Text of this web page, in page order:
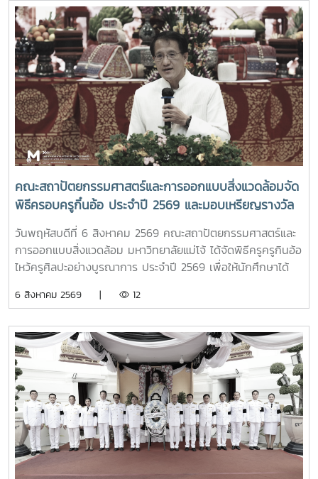
วิทยาศาสตร์ วิจัยและนวัตกรรม เป็นประธานเปิดงาน ณ โรงแรม
เซ็นทารา แกรนด์ แอท เซ็นทรัลพลาซ่าลาดพร้าว กทม.สำหรับ
การประชุม Thai University Presidential Forum 2026 มี
นายดนุพร ปุณณกันต์ ผู้ช่วยรัฐมนตรีประจำกระทรวง อว.
ทพญ.ศรีญาดา ปาลิมาพันธ์ ที่ปรึกษา รมว.อว. ศ.ดร.ศุภชัย
ปทุมนากุล ปลัดกระทรวง อว. ดร.พันธุ์เพิ่มศักดิ์ อารุณี รองปลัด
กระทรวง อว. นางศรินยา สาขากร ผู้ช่วยปลัดกระทรวง อว.
คณะผู้บริหารหน่วยงานในกระทรวง อว. Professor Tan Eng
Chye, President, National University of Singapore
Professor Yang Bin , Vice Chancellor, Tsinghua
University Council Professor Tan Eng Chye อธิการบดี
มหาวิทยาลัยแห่งชาติสิงคโปร์ Professor Yang Bin รองประธาน
สภามหาวิทยาลัยชิงหวา ตลอดจนประธานที่ประชุมอธิการบดี ทั้ง
4 แห่ง ได้แก่ ที่ประชุมอธิการบดีแห่งประเทศไทย (ทปอ.) ที่ประชุม
อธิการบดีมหาวิทยาลัยราชภัฏ (ทปอ.มรภ.) ที่ประชุมอธิการบดี
มหาวิทยาลัยเทคโนโลยีราชมงคล (ทปอ.มทร.) สมาคมสถาบัน
แลกเปลี่ยนประสบการณ์ด้าน Reinventing University ผ่าน
ผู้นำเครือข่ายอุดมศึกษา การนำเสนอกรณีศึกษาการประยุกต์ใช้
AI และนวัตกรรมจากภาคเอกชน รวมถึงกิจกรรม Forum-to-
Action เพื่อร่วมกำหนดข้อเสนอเชิงนโยบายและแผนปฏิบัติการใน
การขับเคลื่อนมหาวิทยาลัยไทยในอนาคตการเข้าร่วมประชุมในครั้ง
นี้มหาวิทยาลัยแม่โจ้ติดตามทิศทางการเปลี่ยนแปลงของการ
อุดมศึกษาไทย พร้อมแลกเปลี่ยนองค์ความรู้และสร้างความร่วม
มือกับเครือข่ายสถาบันอุดมศึกษาทั่วประเทศ เพื่อร่วมกันพัฒนา
มหาวิทยาลัยไทยให้ก้าวทันการเปลี่ยนแปลงของโลกยุคดิจิทัล และ
ยกระดับศักยภาพด้านการศึกษา วิจัย และนวัตกรรมอย่างยั่งยืน
คณะสถาปัตยกรรมศาสตร์และการออกแบบสิ่งแวดล้อมจัด
พิธีครอบครูกิ๋นอ้อ ประจำปี 2569 และมอบเหรียญรางวัล
เรียนดี เกียรติบัตรแก่นักศึกษาที่สร้างชื่อเสียง เพื่อสืบสาน
ประเพณีอันทรงคุณค่า แสดงความเคารพต่อครูบาอาจารย์
และความเป็นสิริมงคลก่อนเริ่มต้นเส้นทางแห่งการเรียนรู้
วันพฤหัสบดีที่ 6 สิงหาคม 2569 คณะสถาปัตยกรรมศาสตร์และ
การออกแบบสิ่งแวดล้อม มหาวิทยาลัยแม่โจ้ ได้จัดพิธีครูครูกินอ้อ
ไหว้ครูศิลปะอย่างบูรณาการ ประจำปี 2569 เพื่อให้นักศึกษาได้
อาจารย์ เกิดตระหนักถึงความสำคัญของศิลปวัฒนธรรมไทย และ
ตลอดจนเป็นการเสริมสร้างขวัญและกำลังใจให้กับนักศึกษาคณะ
สถาปัตยกรรมศาสตร์และการออกแบบสิ่งแวดล้อมทั้งนี้ได้รับ
เกียรติจาก รองศาสตราจารย์ ดร.เกรียงศักดิ์ ศรีเงินยวง รอง
อธิการบดี เป็นประธานในพิธี และกล่าวรายงานความเป็นมาและ
ความสำคัญของพิธีครอบครูกิ๋นอ้อ โดย อาจารย์ ดร.โชคอนันต์
วาณิชย์เลิศธนาสาร คณบดีคณะสถาปัตยกรรมฯ และทำพิธีครอบ
ครูกิ๋นอ้อแบบล้านนา รวมทั้งได้มอบเหรียญรางวัลเรียนดี เกียรติ
บัตรแก่นักศึกษาที่สร้างชื่อเสียงแก่คณะและมหาวิทยาลัย
6 สิงหาคม 2569 | 12